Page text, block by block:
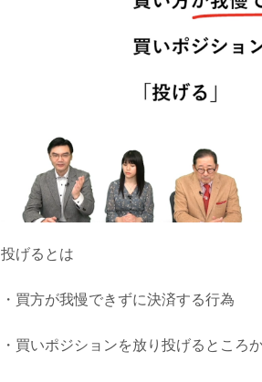
投げるとは
・買方が我慢できずに決済する行為
・買いポジションを放り投げるところ